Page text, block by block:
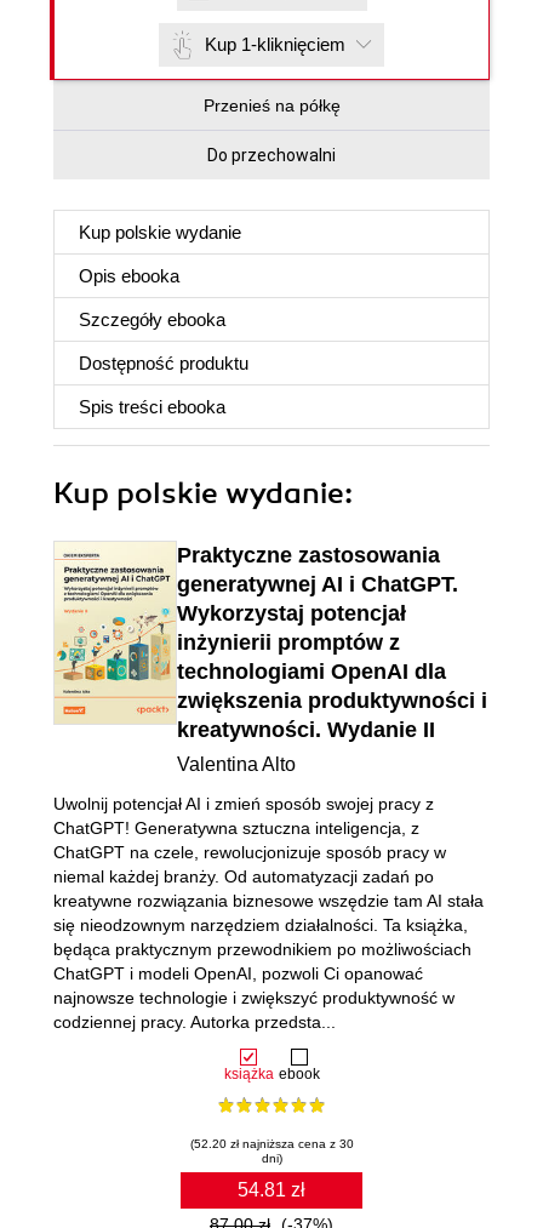
Kup 1-kliknięciem
Przenieś na półkę
Do przechowalni
Kup polskie wydanie
Opis ebooka
Szczegóły ebooka
Dostępność produktu
Spis treści ebooka
Kup polskie wydanie:
Praktyczne zastosowania
generatywnej AI i ChatGPT.
Wykorzystaj potencjał
inżynierii promptów z
technologiami OpenAI dla
zwiększenia produktywności i
kreatywności. Wydanie II
Valentina Alto
książka ebook
(52.20 zł najniższa cena z 30
dni)
54.81 zł
Uwolnij potencjał AI i zmień sposób swojej pracy z
ChatGPT! Generatywna sztuczna inteligencja, z
ChatGPT na czele, rewolucjonizuje sposób pracy w
niemal każdej branży. Od automatyzacji zadań po
kreatywne rozwiązania biznesowe wszędzie tam AI stała
się nieodzownym narzędziem działalności. Ta książka,
będąca praktycznym przewodnikiem po możliwościach
ChatGPT i modeli OpenAI, pozwoli Ci opanować
najnowsze technologie i zwiększyć produktywność w
codziennej pracy. Autorka przedsta...